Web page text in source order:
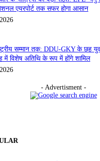
एयरपोर्ट तक सफर होगा आसान
सम्मान तक: DDU-GKY के छह
में विशेष अतिथि के रूप में होंगे शामिल
- Advertisment -